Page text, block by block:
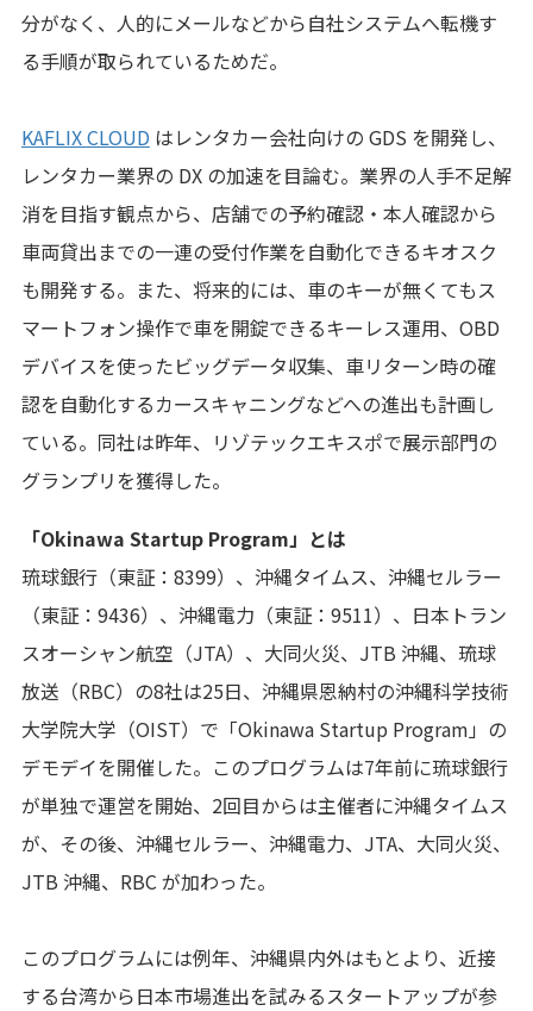
分がなく、人的にメールなどから自社システムへ転機す
る手順が取られているためだ。
KAFLIX CLOUD はレンタカー会社向けの GDS を開発し、
レンタカー業界の DX の加速を目論む。業界の人手不足解
消を目指す観点から、店舗での予約確認・本人確認から
車両貸出までの一連の受付作業を自動化できるキオスク
も開発する。また、将来的には、車のキーが無くてもス
マートフォン操作で車を開錠できるキーレス運用、OBD
デバイスを使ったビッグデータ収集、車リターン時の確
認を自動化するカースキャニングなどへの進出も計画し
ている。同社は昨年、リゾテックエキスポで展示部門の
グランプリを獲得した。
「Okinawa Startup Program」とは
琉球銀行（東証：8399）、沖縄タイムス、沖縄セルラー
（東証：9436）、沖縄電力（東証：9511）、日本トラン
スオーシャン航空（JTA）、大同火災、JTB 沖縄、琉球
放送（RBC）の8社は25日、沖縄県恩納村の沖縄科学技術
大学院大学（OIST）で「Okinawa Startup Program」の
デモデイを開催した。このプログラムは7年前に琉球銀行
が単独で運営を開始、2回目からは主催者に沖縄タイムス
が、その後、沖縄セルラー、沖縄電力、JTA、大同火災、
JTB 沖縄、RBC が加わった。
このプログラムには例年、沖縄県内外はもとより、近接
する台湾から日本市場進出を試みるスタートアップが参